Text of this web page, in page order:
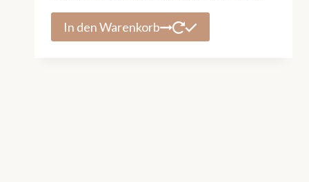
In den Warenkorb